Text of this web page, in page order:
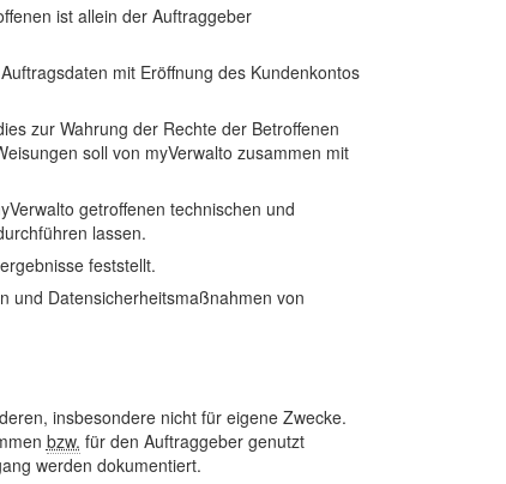
ist allein der Auftraggeber
mit Eröffnung des Kundenkontos
zur Wahrung der Rechte der Betroffenen
soll von myVerwalto zusammen mit
getroffenen technischen und
lassen.
feststellt.
und Datensicherheitsmaßnahmen von
insbesondere nicht für eigene Zwecke.
bzw. für den Auftraggeber genutzt
werden dokumentiert.